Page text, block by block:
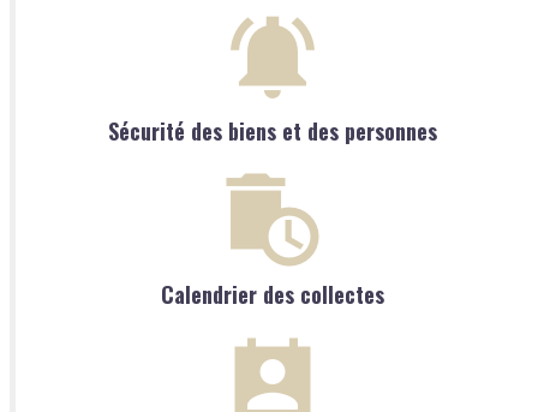
Sécurité des biens et des personnes
Calendrier des collectes